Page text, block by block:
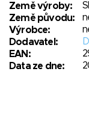
Země výroby:
Země původu:
Výrobce:
Dodavatel:
EAN:
Data ze dne: